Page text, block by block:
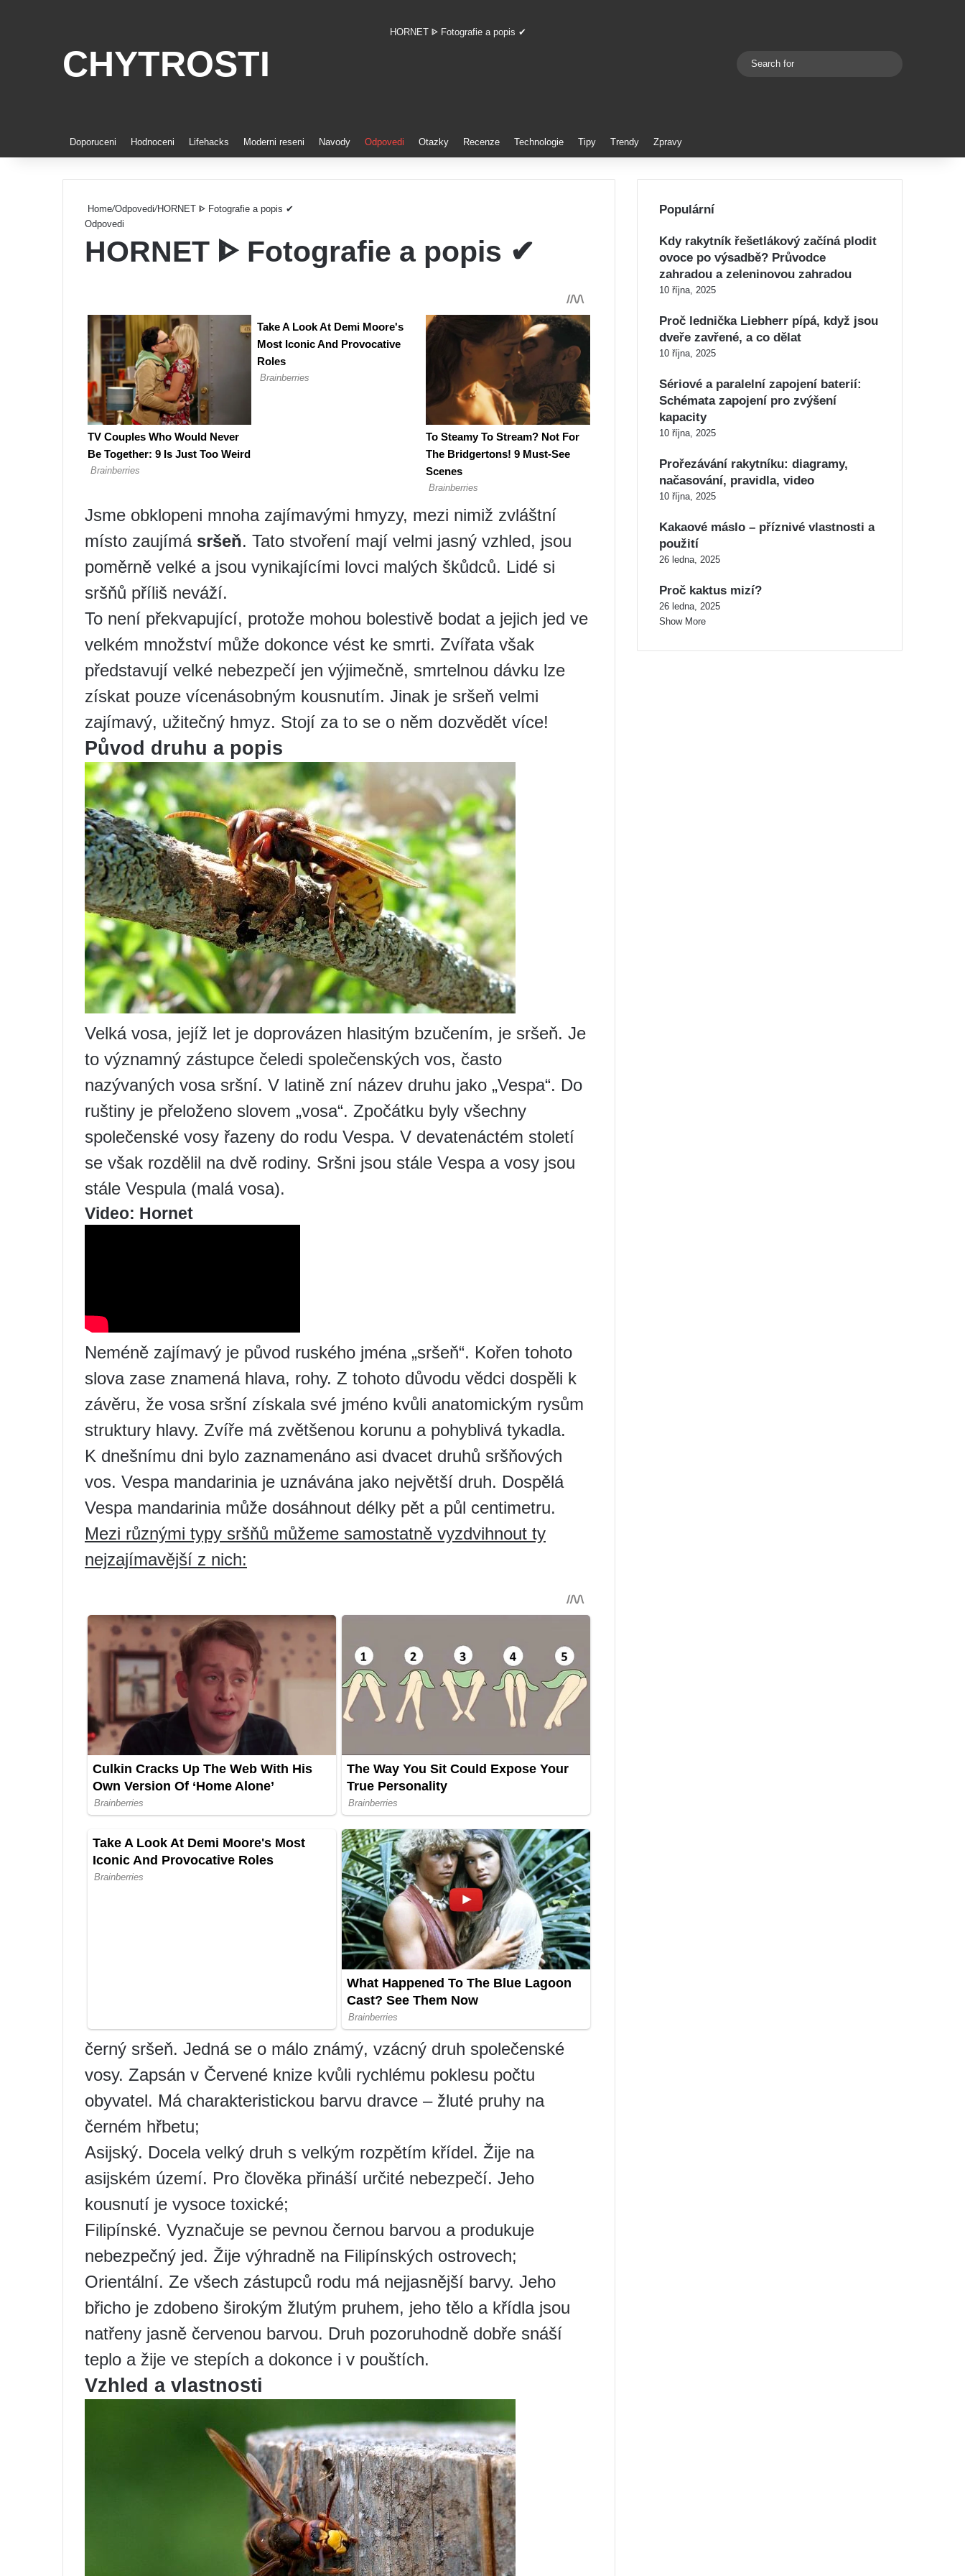
CHYTROSTI
HORNET ᐈ Fotografie a popis ✔
Switch skin
Doporuceni Hodnoceni Lifehacks Moderni reseni Navody Odpovedi Otazky Recenze Technologie Tipy Trendy Zpravy
Home/Odpovedi/HORNET ᐈ Fotografie a popis ✔
Odpovedi
HORNET ᐈ Fotografie a popis ✔
Jsme obklopeni mnoha zajímavými hmyzy, mezi nimiž zvláštní
místo zaujímá sršeň. Tato stvoření mají velmi jasný vzhled, jsou
poměrně velké a jsou vynikajícími lovci malých škůdců. Lidé si
sršňů příliš neváží.
To není překvapující, protože mohou bolestivě bodat a jejich jed ve
velkém množství může dokonce vést ke smrti. Zvířata však
představují velké nebezpečí jen výjimečně, smrtelnou dávku lze
získat pouze vícenásobným kousnutím. Jinak je sršeň velmi
zajímavý, užitečný hmyz. Stojí za to se o něm dozvědět více!
Původ druhu a popis
Velká vosa, jejíž let je doprovázen hlasitým bzučením, je sršeň. Je
to významný zástupce čeledi společenských vos, často
nazývaných vosa sršní. V latině zní název druhu jako „Vespa“. Do
ruštiny je přeloženo slovem „vosa“. Zpočátku byly všechny
společenské vosy řazeny do rodu Vespa. V devatenáctém století
se však rozdělil na dvě rodiny. Sršni jsou stále Vespa a vosy jsou
stále Vespula (malá vosa).
Video: Hornet
Neméně zajímavý je původ ruského jména „sršeň“. Kořen tohoto
slova zase znamená hlava, rohy. Z tohoto důvodu vědci dospěli k
závěru, že vosa sršní získala své jméno kvůli anatomickým rysům
struktury hlavy. Zvíře má zvětšenou korunu a pohyblivá tykadla.
K dnešnímu dni bylo zaznamenáno asi dvacet druhů sršňových
vos. Vespa mandarinia je uznávána jako největší druh. Dospělá
Vespa mandarinia může dosáhnout délky pět a půl centimetru.
Mezi různými typy sršňů můžeme samostatně vyzdvihnout ty
nejzajímavější z nich:
černý sršeň. Jedná se o málo známý, vzácný druh společenské
vosy. Zapsán v Červené knize kvůli rychlému poklesu počtu
obyvatel. Má charakteristickou barvu dravce – žluté pruhy na
černém hřbetu;
Asijský. Docela velký druh s velkým rozpětím křídel. Žije na
asijském území. Pro člověka přináší určité nebezpečí. Jeho
kousnutí je vysoce toxické;
Filipínské. Vyznačuje se pevnou černou barvou a produkuje
nebezpečný jed. Žije výhradně na Filipínských ostrovech;
Orientální. Ze všech zástupců rodu má nejjasnější barvy. Jeho
břicho je zdobeno širokým žlutým pruhem, jeho tělo a křídla jsou
natřeny jasně červenou barvou. Druh pozoruhodně dobře snáší
teplo a žije ve stepích a dokonce i v pouštích.
Vzhled a vlastnosti
Populární
Kdy rakytník řešetlákový začíná plodit
ovoce po výsadbě? Průvodce
zahradou a zeleninovou zahradou
10 října, 2025
Proč lednička Liebherr pípá, když jsou
dveře zavřené, a co dělat
10 října, 2025
Sériové a paralelní zapojení baterií:
Schémata zapojení pro zvýšení
kapacity
10 října, 2025
Prořezávání rakytníku: diagramy,
načasování, pravidla, video
10 října, 2025
Kakaové máslo – příznivé vlastnosti a
použití
26 ledna, 2025
Proč kaktus mizí?
26 ledna, 2025
Show More